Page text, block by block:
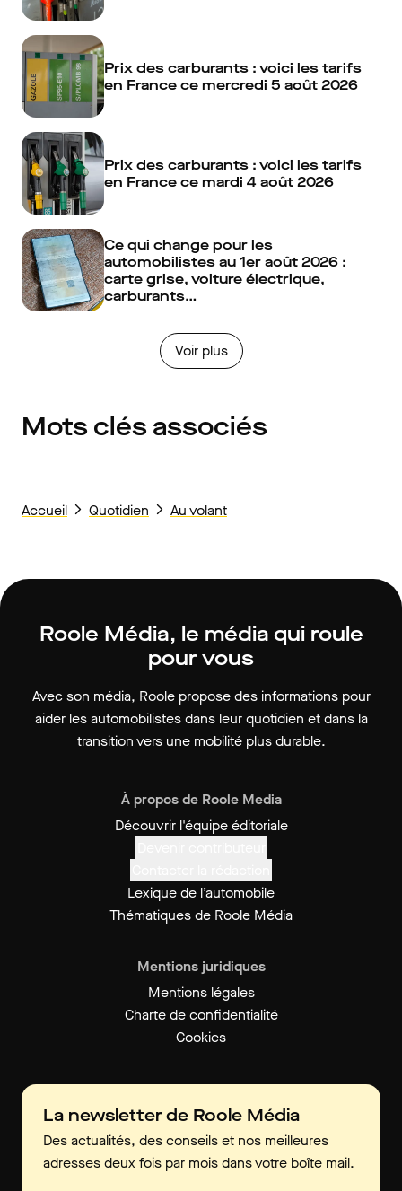
Prix des carburants : voici les tarifs
en France ce mercredi 5 août 2026
Prix des carburants : voici les tarifs
en France ce mardi 4 août 2026
Ce qui change pour les
automobilistes au 1er août 2026 :
carte grise, voiture électrique,
carburants…
Voir plus
Mots clés associés
Accueil Quotidien Au volant
Roole Média, le média qui roule
pour vous
Avec son média, Roole propose des informations pour
aider les automobilistes dans leur quotidien et dans la
transition vers une mobilité plus durable.
À propos de Roole Media
Découvrir l'équipe éditoriale
Lexique de l’automobile
Thématiques de Roole Média
Mentions juridiques
Mentions légales
Charte de confidentialité
Cookies
La newsletter de Roole Média
Des actualités, des conseils et nos meilleures
adresses deux fois par mois dans votre boîte mail.